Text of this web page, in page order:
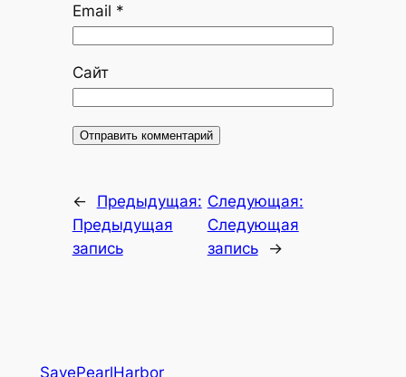
Email *
Сайт
←
Предыдущая:
Предыдущая
запись
Следующая:
Следующая
запись
→
SavePearlHarbor